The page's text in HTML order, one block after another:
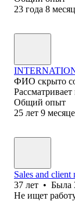
23 года 8
ФИО скрыто
Общий опыт
25 лет 9
Sales and client
37 лет • Была
Не ищет